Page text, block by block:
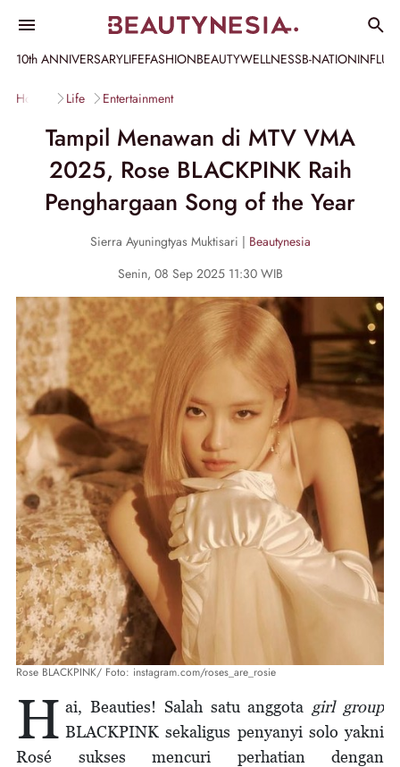
10th ANNIVERSARYLIFEFASHIONBEAUTYWELLNESSB-NATION
Home Life Entertainment
Tampil Menawan di MTV VMA
2025, Rose BLACKPINK Raih
Penghargaan Song of the Year
Sierra Ayuningtyas Muktisari | Beautynesia
Senin, 08 Sep 2025 11:30 WIB
Rose BLACKPINK/ Foto: instagram.com/roses_are_rosie
H ai, Beauties! Salah satu anggota girl group
BLACKPINK sekaligus penyanyi solo yakni
Rosé sukses mencuri perhatian dengan